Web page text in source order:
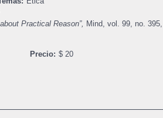
Practical Reason”, Mind, vol. 99, no. 395,
Precio: $ 20